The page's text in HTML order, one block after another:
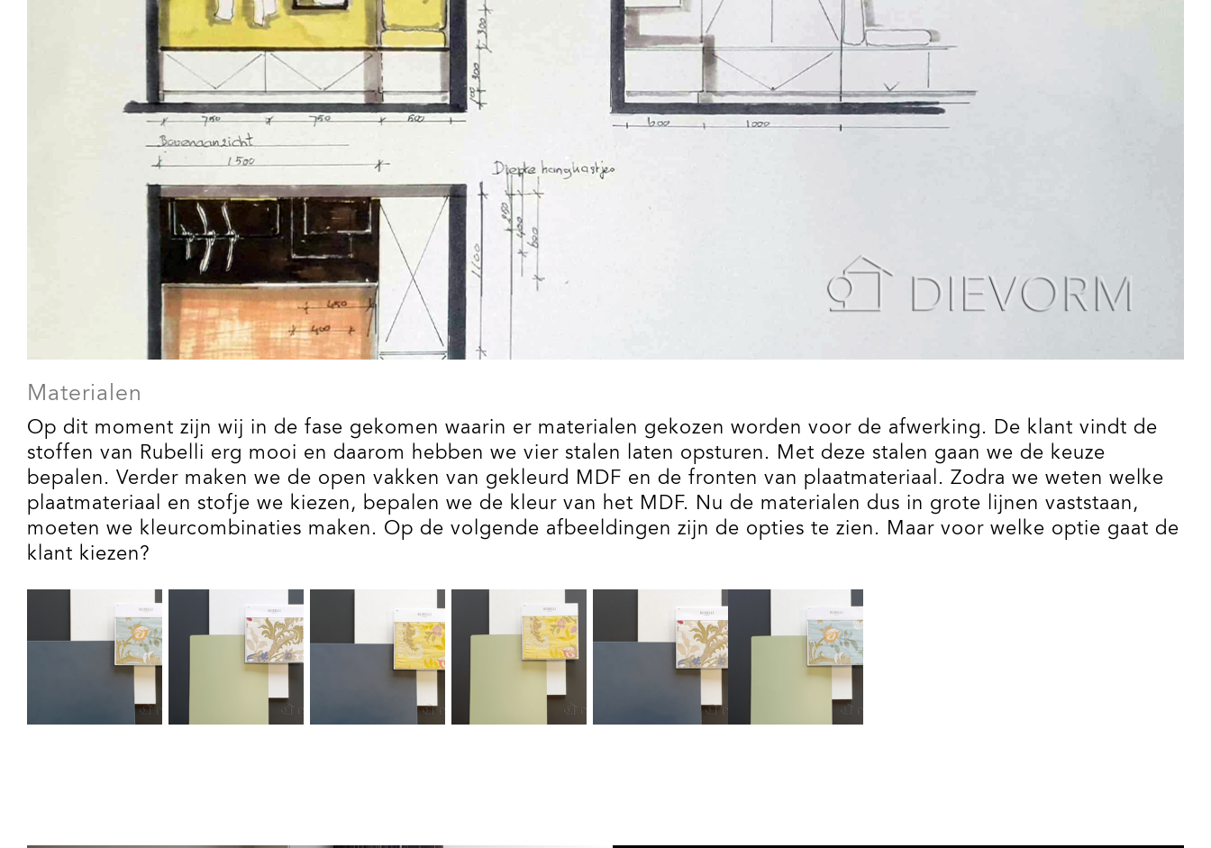
Materialen
Op dit moment zijn wij in de fase gekomen waarin er materialen gekozen worden voor de afwerking. De klant vindt de
stoffen van Rubelli erg mooi en daarom hebben we vier stalen laten opsturen. Met deze stalen gaan we de keuze
bepalen. Verder maken we de open vakken van gekleurd MDF en de fronten van plaatmateriaal. Zodra we weten welke
plaatmateriaal en stofje we kiezen, bepalen we de kleur van het MDF. Nu de materialen dus in grote lijnen vaststaan,
moeten we kleurcombinaties maken. Op de volgende afbeeldingen zijn de opties te zien. Maar voor welke optie gaat de
klant kiezen?